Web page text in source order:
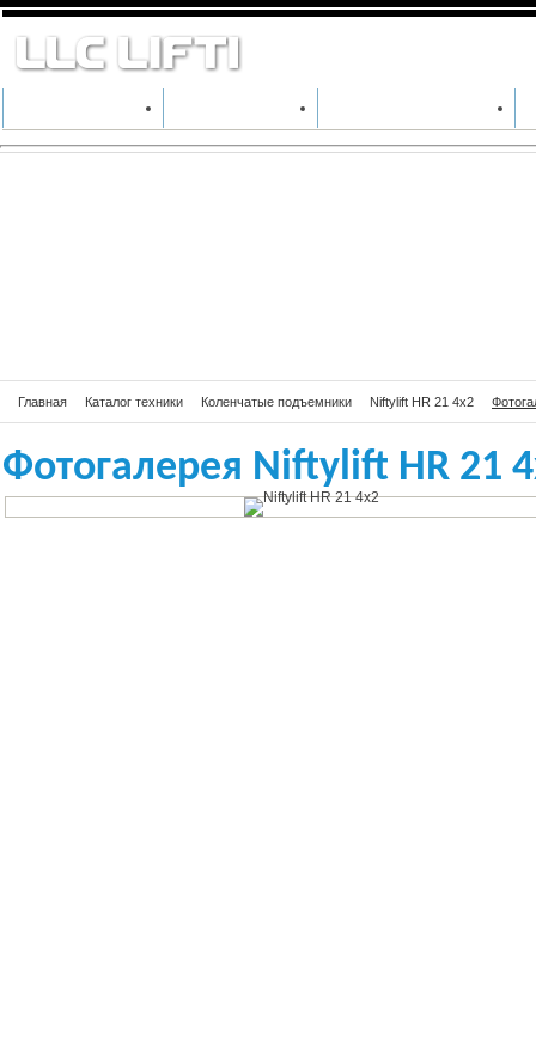
КАТАЛОГ ТЕХНИКИ ПРОИЗВОДИТЕЛИ АРЕНДА СПЕЦТЕХНИКИ
Главная Каталог техники Коленчатые подъемники Niftylift HR 21 4х2
Фотогалерея Niftylift HR 21